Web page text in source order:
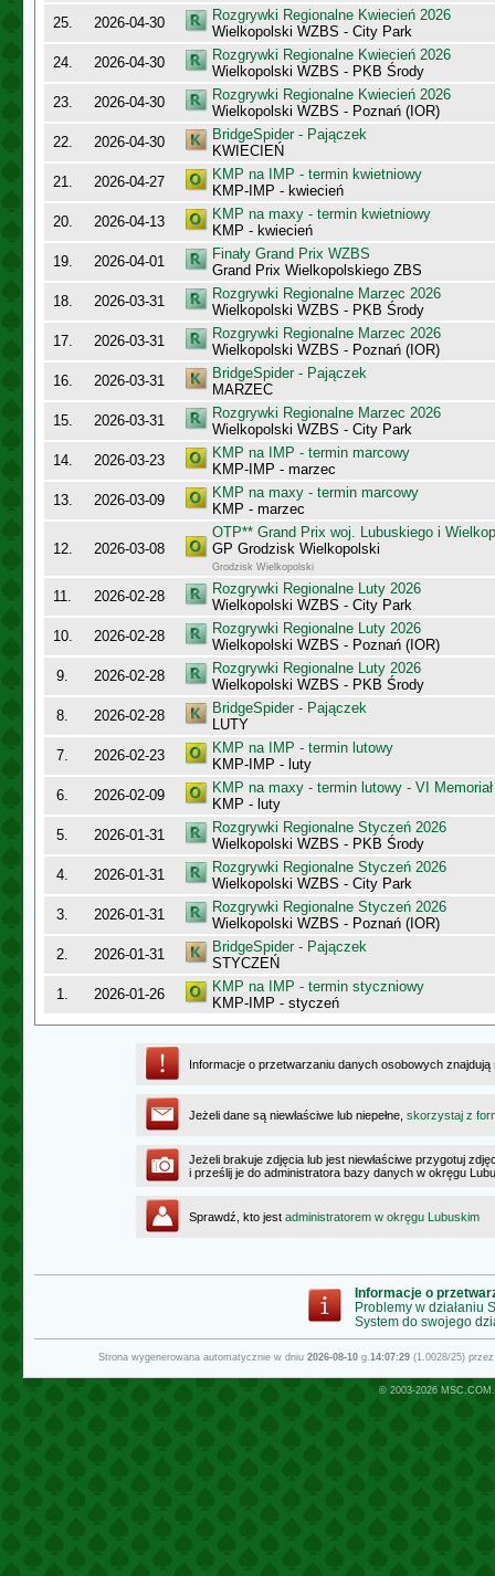
25. 2026-04-30
Rozgrywki Regionalne Kwiecień 2026
Wielkopolski WZBS - City Park
24.
2026-04-30
Rozgrywki Regionalne Kwiecień 2026
Wielkopolski WZBS - PKB Środy
23.
2026-04-30
Rozgrywki Regionalne Kwiecień 2026
Wielkopolski WZBS - Poznań (IOR)
22.
2026-04-30
BridgeSpider - Pajączek
KWIECIEŃ
21.
2026-04-27
KMP na IMP - termin kwietniowy
KMP-IMP - kwiecień
20.
2026-04-13
KMP na maxy - termin kwietniowy
KMP - kwiecień
19.
2026-04-01
Finały Grand Prix WZBS
Grand Prix Wielkopolskiego ZBS
18.
2026-03-31
Rozgrywki Regionalne Marzec 2026
Wielkopolski WZBS - PKB Środy
17.
2026-03-31
Rozgrywki Regionalne Marzec 2026
Wielkopolski WZBS - Poznań (IOR)
16.
2026-03-31
BridgeSpider - Pajączek
MARZEC
15.
2026-03-31
Rozgrywki Regionalne Marzec 2026
Wielkopolski WZBS - City Park
14.
2026-03-23
KMP na IMP - termin marcowy
KMP-IMP - marzec
13.
2026-03-09
KMP na maxy - termin marcowy
KMP - marzec
12. 2026-03-08
OTP** Grand Prix woj. Lubuskiego i
GP Grodzisk Wielkopolski
Grodzisk Wielkopolski
11. 2026-02-28
Rozgrywki Regionalne Luty 2026
Wielkopolski WZBS - City Park
10.
2026-02-28
Rozgrywki Regionalne Luty 2026
Wielkopolski WZBS - Poznań (IOR)
9.
2026-02-28
Rozgrywki Regionalne Luty 2026
Wielkopolski WZBS - PKB Środy
8.
2026-02-28
BridgeSpider - Pajączek
LUTY
7.
2026-02-23
KMP na IMP - termin lutowy
KMP-IMP - luty
6.
2026-02-09
KMP na maxy - termin lutowy - VI
KMP - luty
5.
2026-01-31
Rozgrywki Regionalne Styczeń 2026
Wielkopolski WZBS - PKB Środy
4.
2026-01-31
Rozgrywki Regionalne Styczeń 2026
Wielkopolski WZBS - City Park
3.
2026-01-31
Rozgrywki Regionalne Styczeń 2026
Wielkopolski WZBS - Poznań (IOR)
2.
2026-01-31
BridgeSpider - Pajączek
STYCZEŃ
1.
2026-01-26
KMP na IMP - termin styczniowy
KMP-IMP - styczeń
Informacje o przetwarzaniu danych osobowych
Jeżeli dane są niewłaściwe lub niepełne, skorzystaj z
Jeżeli brakuje zdjęcia lub jest niewłaściwe przygotuj
i prześlij je do administratora bazy danych w okręgu
Sprawdź, kto jest administratorem w okręgu Lubuskim
Informacje o
Problemy w działaniu
System do swojego
Strona wygenerowana automatycznie w dniu 2026-08-10g.14:07:29(1.0028/25)
© 2003-2026